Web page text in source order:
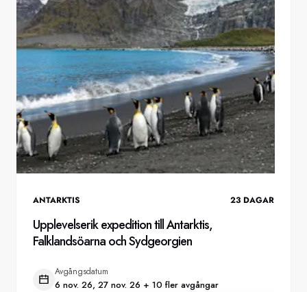
ANTARKTIS 23 DAGAR
Upplevelserik expedition till Antarktis,
Falklandsöarna och Sydgeorgien
Avgångsdatum
6 nov. 26, 27 nov. 26 + 10 fler avgångar